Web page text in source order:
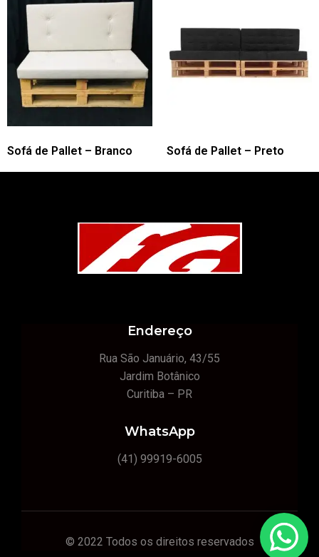
Sofá de Pallet – Branco Sofá de Pallet – Preto
Endereço
Rua São Januário, 43/55
Jardim Botânico
Curitiba – PR
WhatsApp
(41) 99919-6005
© 2022 Todos os direitos reservados